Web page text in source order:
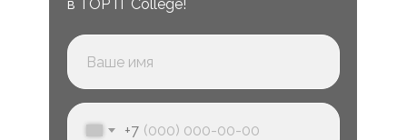
в TOP IT College!
+7